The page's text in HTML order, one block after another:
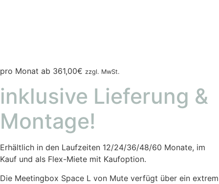
pro Monat ab 361,00€ zzgl. MwSt.
inklusive Lieferung &
Montage!
Erhältlich in den Laufzeiten 12/24/36/48/60 Monate, im
Kauf und als Flex-Miete mit Kaufoption.
Die Meetingbox Space L von Mute verfügt über ein extrem